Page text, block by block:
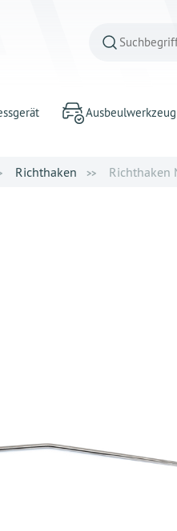
Ausbeulwerkzeug
Richthaken Richthaken